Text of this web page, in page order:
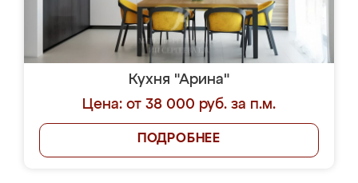
Кухня "Арина"
Цена: от 38 000 руб. за п.м.
ПОДРОБНЕЕ